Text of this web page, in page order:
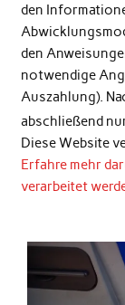
den
den
notwendige
Auszahlung).
abschließend
Diese Website
Erfahre mehr
verarbeitet